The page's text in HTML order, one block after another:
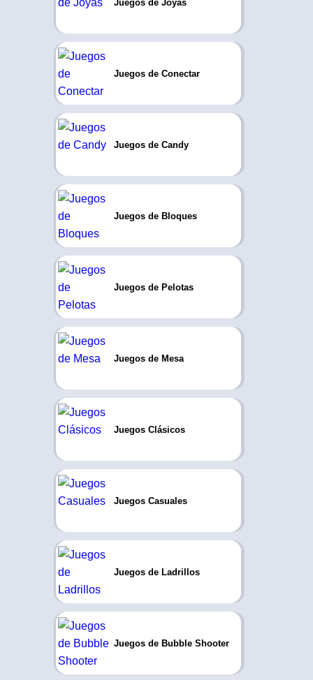
Juegos de Joyas
Juegos de Conectar
Juegos de Candy
Juegos de Bloques
Juegos de Pelotas
Juegos de Mesa
Juegos Clásicos
Juegos Casuales
Juegos de Ladrillos
Juegos de Bubble Shooter